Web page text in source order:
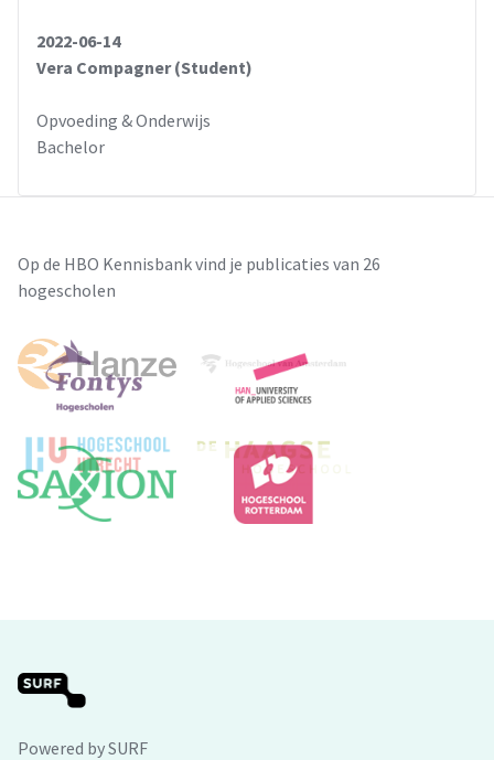
2022-06-14
Vera Compagner (Student)
Opvoeding & Onderwijs
Bachelor
Op de HBO Kennisbank vind je publicaties van 26
hogescholen
Powered by SURF